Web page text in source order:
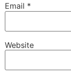
Email *
Website